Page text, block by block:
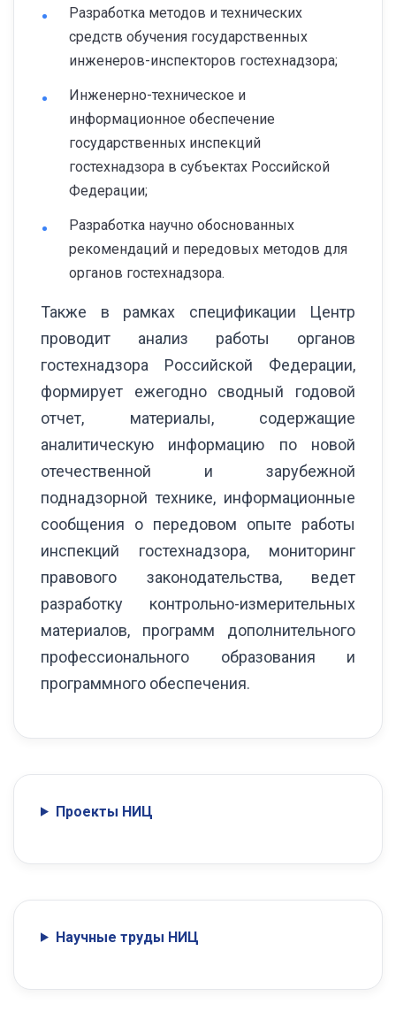
Разработка методов и технических
средств обучения государственных
инженеров-инспекторов гостехнадзора;
Инженерно-техническое и
информационное обеспечение
государственных инспекций
гостехнадзора в субъектах Российской
Федерации;
Разработка научно обоснованных
рекомендаций и передовых методов для
органов гостехнадзора.
Также в рамках спецификации Центр
проводит анализ работы органов
гостехнадзора Российской Федерации,
формирует ежегодно сводный годовой
отчет, материалы, содержащие
аналитическую информацию по новой
отечественной и зарубежной
поднадзорной технике, информационные
сообщения о передовом опыте работы
инспекций гостехнадзора, мониторинг
правового законодательства, ведет
разработку контрольно-измерительных
материалов, программ дополнительного
профессионального образования и
программного обеспечения.
Проекты НИЦ
Научные труды НИЦ